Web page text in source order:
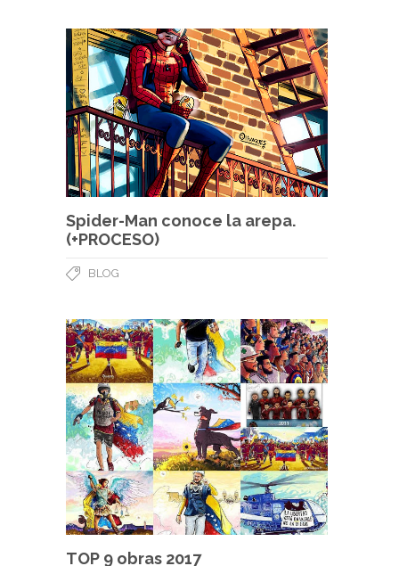
Spider-Man conoce la arepa.
(+PROCESO)
BLOG
TOP 9 obras 2017